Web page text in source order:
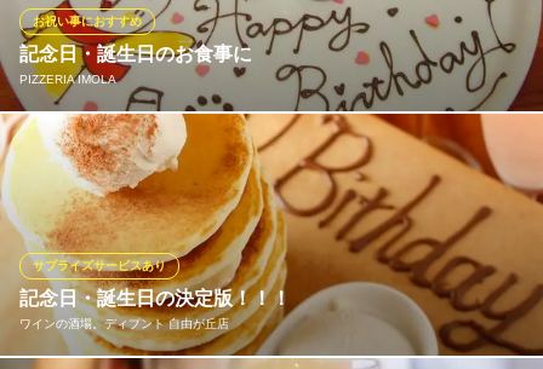
レートをご希望の方は確認事項がございますので店舗に直接お電
話ください
SHUTTERS Luz 自由が丘
青空カフェ&イタリアン
東急東横線自由が丘駅北口 徒歩3分
東京都目黒区自由が丘2-9-6 Luz自由が丘3F
記念日・誕生日のお食事に
PIZZERIA IMOLA
お祝い事におすすめ
リビングのようなくつろいだ雰囲気で食事ができるので、家族連
れの利用も多数。誕生日などのイベントごとの際、3日前までの予
約をしておけばケーキやデザートプレートも用意してもらえま
す。
PIZZERIA IMOLA
本格窯焼きナポリピザ
東急目黒線奥沢駅 徒歩3分
東京都世田谷区奥沢3-31-9
記念日・誕生日の決定版！！！
ワインの酒場。ディプント 自由が丘店
サプライズサービスあり